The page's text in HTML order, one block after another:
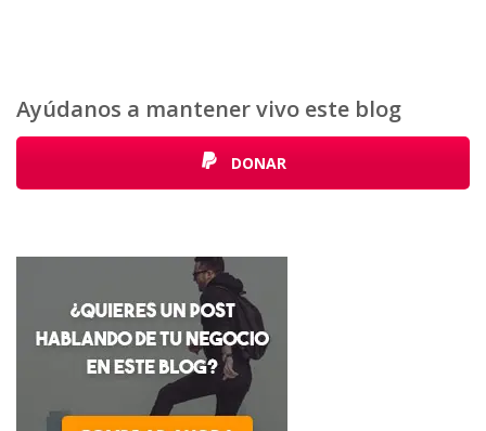
Ayúdanos a mantener vivo este blog
DONAR